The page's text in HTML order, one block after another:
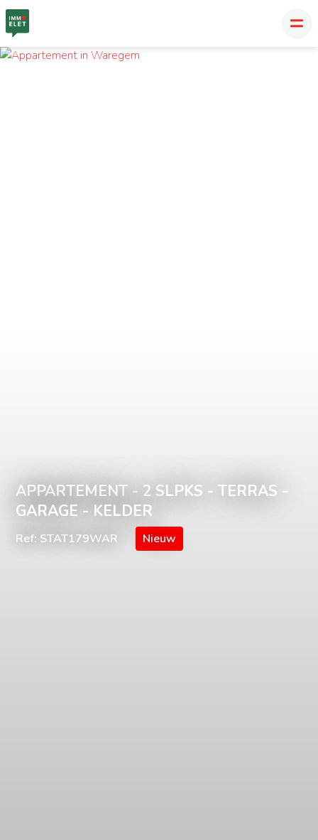
APPARTEMENT - 2 SLPKS - TERRAS -
GARAGE - KELDER
Ref: STAT179WAR Nieuw